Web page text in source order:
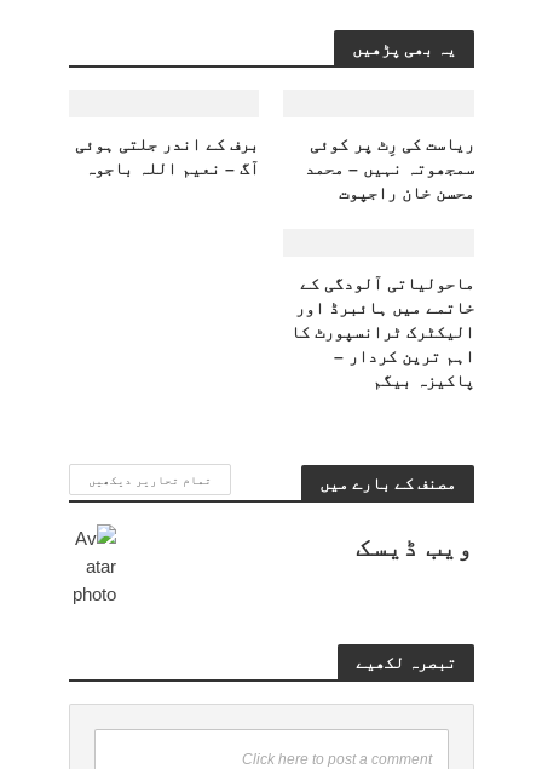
یہ بھی پڑھیں
ریاست کی رِٹ پر کوئی
سمجھوتہ نہیں – محمد
محسن خان راجپوت
برف کے اندر جلتی ہوئی
آگ – نعیم اللہ باجوہ
ماحولیاتی آلودگی کے
خاتمے میں ہائبرڈ اور
الیکٹرک ٹرانسپورٹ کا
اہم ترین کردار –
پاکیزہ بیگم
مصنف کے بارے میں تمام تحاریر دیکھیں
ویب ڈیسک
تبصرہ لکھیے
Click here to post a comment